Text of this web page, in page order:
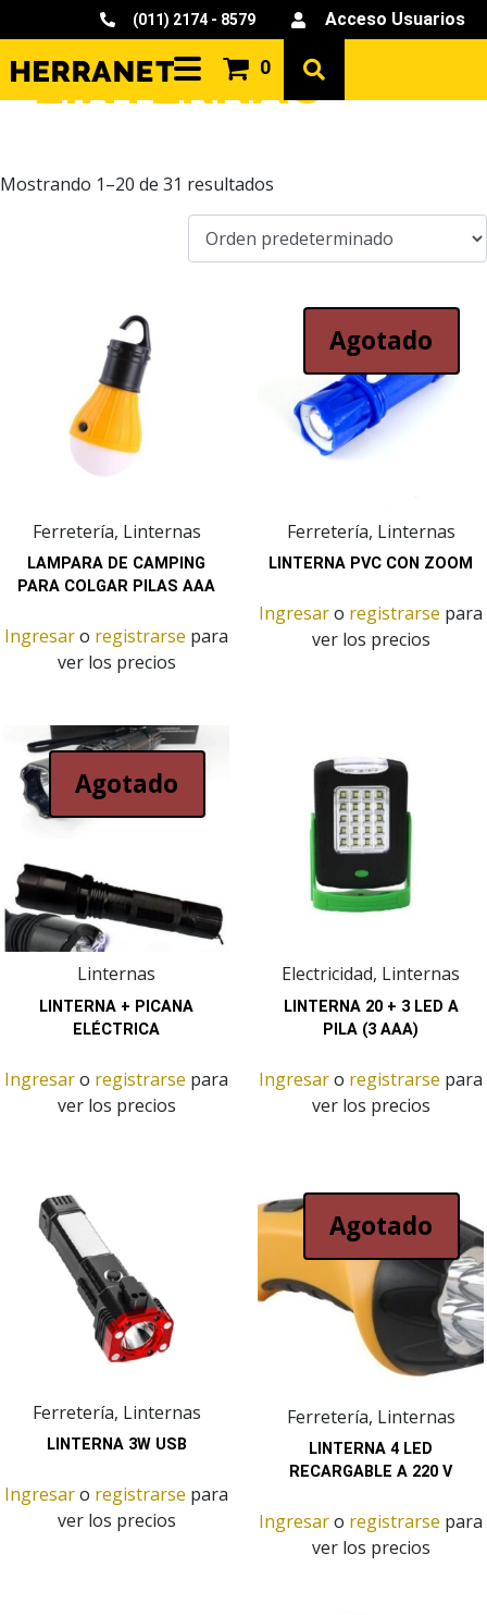
(011) 2174 - 8579 Acceso Usuarios
0
LINTERNAS
Mostrando 1–20 de 31 resultados
Ferretería, Linternas
LAMPARA DE CAMPING
PARA COLGAR PILAS AAA
Ingresaro registrarse para
ver los precios
Agotado
Ferretería, Linternas
LINTERNA PVC CON ZOOM
Ingresaro registrarse para
ver los precios
Agotado
Linternas
LINTERNA + PICANA
ELÉCTRICA
Ingresaro registrarse para
ver los precios
Electricidad, Linternas
LINTERNA 20 + 3 LED A
PILA (3 AAA)
Ingresaro registrarse para
ver los precios
Ferretería, Linternas
LINTERNA 3W USB
Ingresaro registrarse para
ver los precios
Agotado
Ferretería, Linternas
LINTERNA 4 LED
RECARGABLE A 220 V
Ingresaro registrarse para
ver los precios